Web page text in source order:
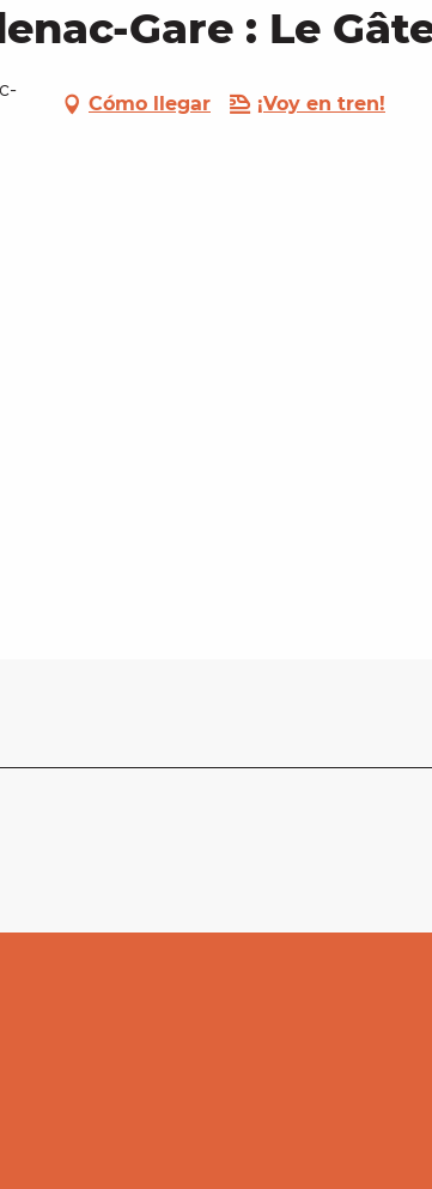
Gare : Le
Cómo llegar ¡Voy en tren!